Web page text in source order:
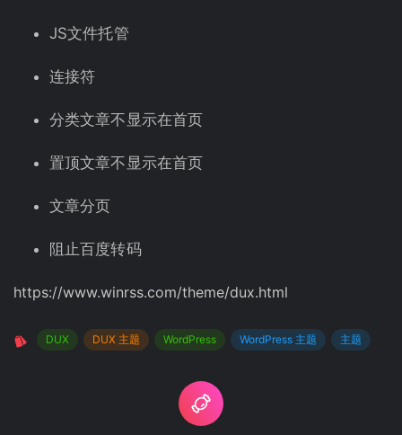
JS文件托管
连接符
分类文章不显示在首页
置顶文章不显示在首页
文章分页
阻止百度转码
https://www.winrss.com/theme/dux.html
DUX DUX 主题 WordPress WordPress 主题 主题